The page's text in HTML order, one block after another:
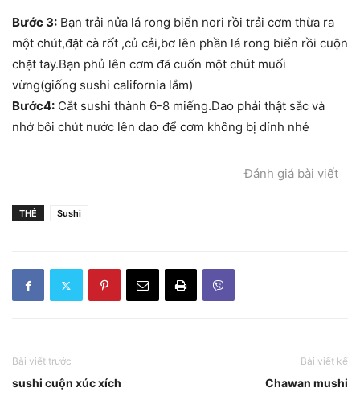
Bước 3: Bạn trải nửa lá rong biển nori rồi trải cơm thừa ra
một chút,đặt cà rốt ,củ cải,bơ lên phần lá rong biển rồi cuộn
chặt tay.Bạn phủ lên cơm đã cuốn một chút muối
vừng(giống sushi california lắm)
Bước4: Cắt sushi thành 6-8 miếng.Dao phải thật sắc và
nhớ bôi chút nước lên dao để cơm không bị dính nhé
Đánh giá bài viết
THẺ Sushi
Bài viết trước
sushi cuộn xúc xích
Bài viết kế
Chawan mushi